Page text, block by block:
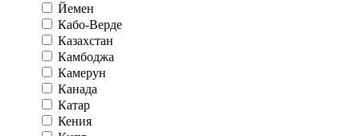
Йемен
Кабо-Верде
Казахстан
Камбоджа
Камерун
Канада
Катар
Кения